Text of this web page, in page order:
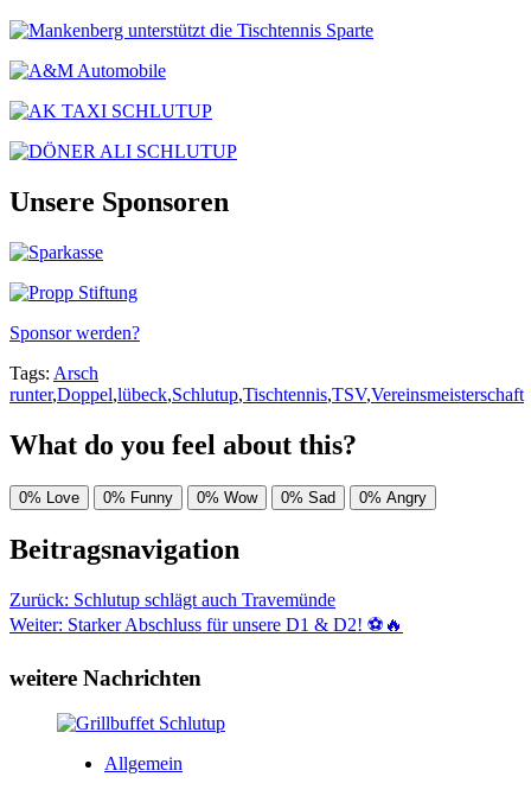
Unsere Sponsoren
Sponsor werden?
Tags: Arsch
runter,Doppel,lübeck,Schlutup,Tischtennis,TSV,Vereinsmeisterschaft
What do you feel about this?
0% Love 0% Funny 0% Wow 0% Sad 0% Angry
Beitragsnavigation
Zurück: Schlutup schlägt auch Travemünde
Weiter: Starker Abschluss für unsere D1 & D2! ⚽🔥
weitere Nachrichten
Allgemein